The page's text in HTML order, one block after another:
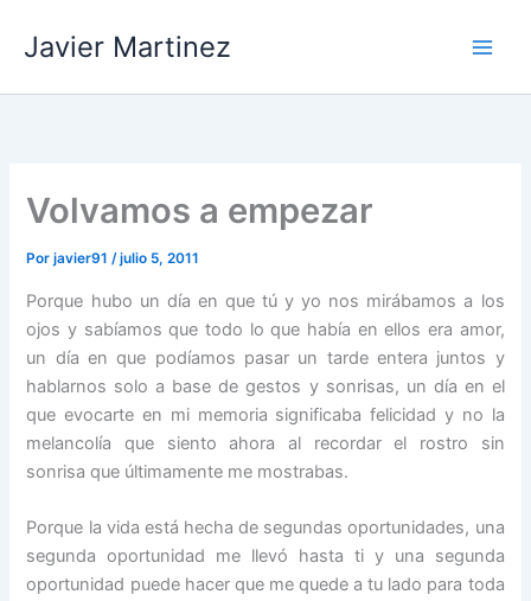
Javier Martinez
Volvamos a empezar
Porjavier91/julio 5, 2011
Porque hubo un día en que tú y yo nos mirábamos a los
ojos y sabíamos que todo lo que había en ellos era amor,
un día en que podíamos pasar un tarde entera juntos y
hablarnos solo a base de gestos y sonrisas, un día en el
que evocarte en mi memoria significaba felicidad y no la
melancolía que siento ahora al recordar el rostro sin
sonrisa que últimamente me mostrabas.
Porque la vida está hecha de segundas oportunidades, una
segunda oportunidad me llevó hasta ti y una segunda
oportunidad puede hacer que me quede a tu lado para toda